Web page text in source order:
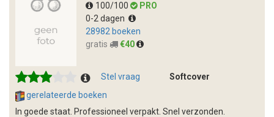
100/100
PRO
0-2 dagen
28982 boeken
gratis
€40
Stel vraag
Softcover
gerelateerde boeken
In goede staat. Professioneel verpakt. Snel verzonden.